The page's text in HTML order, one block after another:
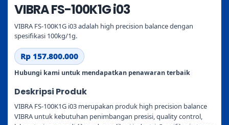
VIBRA FS-100K1G i03
VIBRA FS-100K1G i03 adalah high precision balance dengan
spesifikasi 100kg/1g.
Rp 157.800.000
Hubungi kami untuk mendapatkan penawaran terbaik
Deskripsi Produk
VIBRA FS-100K1G i03 merupakan produk high precision balance
VIBRA untuk kebutuhan penimbangan presisi, quality control,